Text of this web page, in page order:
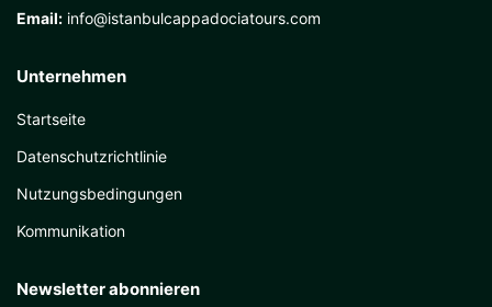
Email: info@istanbulcappadociatours.com
Unternehmen
Startseite
Datenschutzrichtlinie
Nutzungsbedingungen
Kommunikation
Newsletter abonnieren